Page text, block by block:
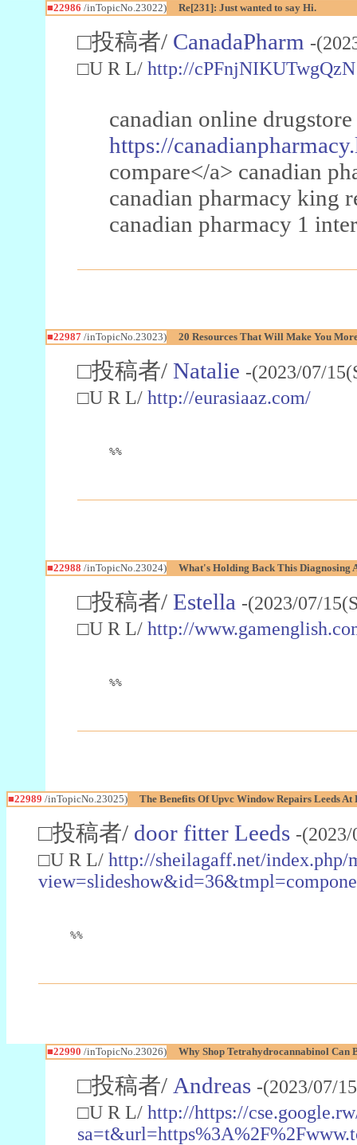
■22986 /inTopicNo.23022) Re[231]: Just wanted to say Hi.
□投稿者/ CanadaPharm -
□U R L/ http://cPFnjNIKUTwgQzN
canadian online
https://
compare</a> canadian
canadian pharmacy king
canadian pharmacy 1
■22987/inTopicNo.23023) 20 Resources That Will Make You
□投稿者/ Natalie -(2023/07/
□U R L/ http://eurasiaaz.com/
%%
■22988 /inTopicNo.23024) What's Holding Back This Diagnosing
□投稿者/ Estella -(2023/07/
□U R L/ http://
%%
■22989 /inTopicNo.23025) The Benefits Of Upvc Window Repairs Leeds
□投稿者/ door fitter Leeds -
□U R L/ http://sheilagaff.net/index.php/
%%
■22990 /inTopicNo.23026) Why Shop Tetrahydrocannabinol Can
□投稿者/ Andreas -(2023/07/
□U R L/ http://https://